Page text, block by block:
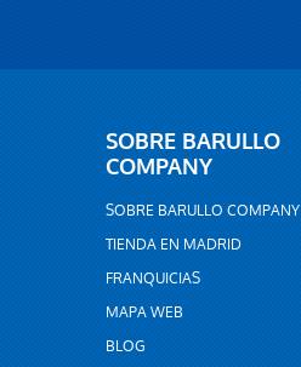
SOBRE BARULLO
COMPANY
SOBRE BARULLO COMPANY
TIENDA EN MADRID
FRANQUICIAS
MAPA WEB
BLOG